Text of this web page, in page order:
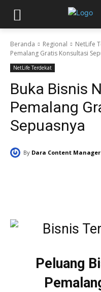
Beranda Regional NetLife
Pemalang Gratis Konsultasi
NetLife Terdekat
Buka Bisnis
Pemalang
Sepuasnya
By Dara Content Manager
Peluang